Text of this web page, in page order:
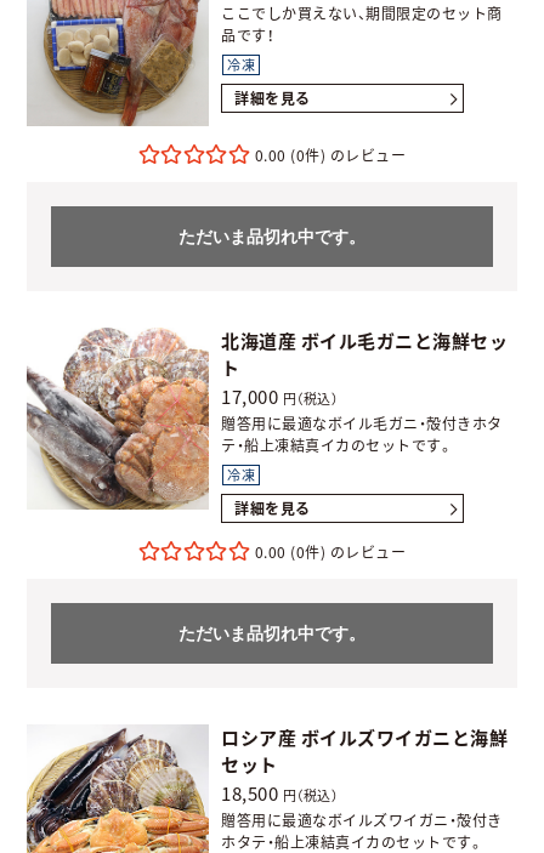
ここでしか買えない、期間限定のセット商
品です！
冷凍
詳細を見る
0.00 (0件)
ただいま品切れ中です。
北海道産 ボイル毛ガニと海鮮セッ
ト
17,000 円（税込）
贈答用に最適なボイル毛ガニ・殻付きホタ
テ・船上凍結真イカのセットです。
冷凍
詳細を見る
0.00 (0件)
ただいま品切れ中です。
ロシア産 ボイルズワイガニと海鮮
セット
18,500 円（税込）
贈答用に最適なボイルズワイガニ・殻付き
ホタテ・船上凍結真イカのセットです。